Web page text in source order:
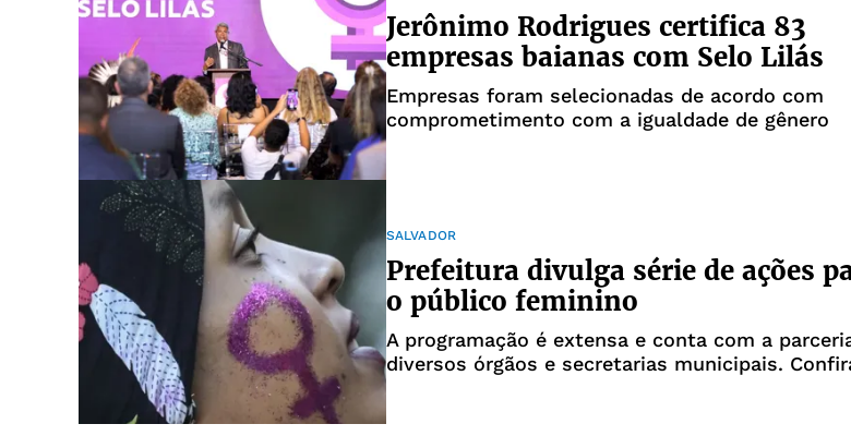
Jerônimo Rodrigues certifica 83
empresas baianas com Selo Lilás
Empresas foram selecionadas de acordo com
comprometimento com a igualdade de gênero
SALVADOR
Prefeitura divulga série de ações
o público feminino
A programação é extensa e conta com a
diversos órgãos e secretarias municipais.